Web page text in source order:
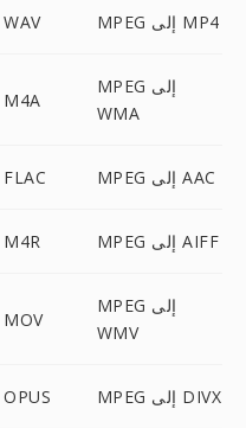
MPEG إلى WAV MPEG إلى MP4
MPEG إلى M4A
MPEG إلى
WMA
MPEG إلى FLAC MPEG إلى AAC
MPEG إلى M4R MPEG إلى AIFF
MPEG إلى MOV
MPEG إلى
WMV
MPEG إلى OPUS MPEG إلى DIVX